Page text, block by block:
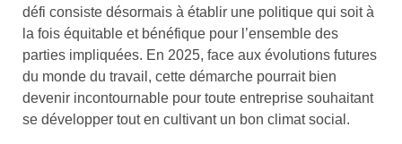
défi consiste désormais à établir une politique qui soit à
la fois équitable et bénéfique pour l’ensemble des
parties impliquées. En 2025, face aux évolutions futures
du monde du travail, cette démarche pourrait bien
devenir incontournable pour toute entreprise souhaitant
se développer tout en cultivant un bon climat social.